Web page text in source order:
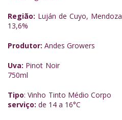
Região: Luján de Cuyo, Mendoza
13,6%
Produtor: Andes Growers
Uva: Pinot Noir
750ml
Tipo: Vinho Tinto Médio Corpo
serviço: de 14 a 16°C